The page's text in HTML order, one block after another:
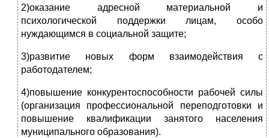
2)оказание адресной материальной и
психологической поддержки лицам, особо
нуждающимся в социальной защите;
3)развитие новых форм взаимодействия с
работодателем;
4)повышение конкурентоспособности рабочей силы
(организация профессиональной переподготовки и
повышение квалификации занятого населения
муниципального образования).